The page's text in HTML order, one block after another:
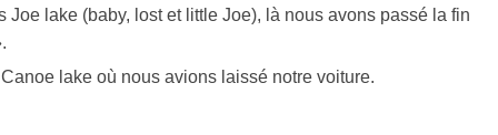
Joe lake (baby, lost et little Joe), là nous avons passé la fin
lake où nous avions laissé notre voiture.